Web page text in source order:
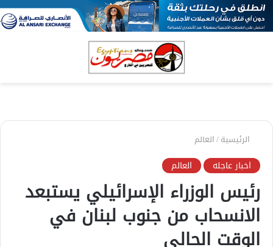
الرئيسية/العالم
اخبار عاجله العالم
رئيس الوزراء الإسرائيلي يستبعد
الانسحاب من جنوب لبنان في
الوقت الحالي